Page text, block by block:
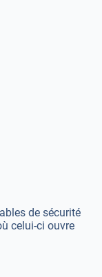
de sécurité
celui-ci ouvre